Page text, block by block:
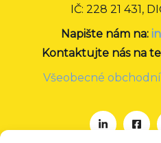
IČ: 228 21 431,
Napište nám na:
Kontaktujte nás na
Všeobecné